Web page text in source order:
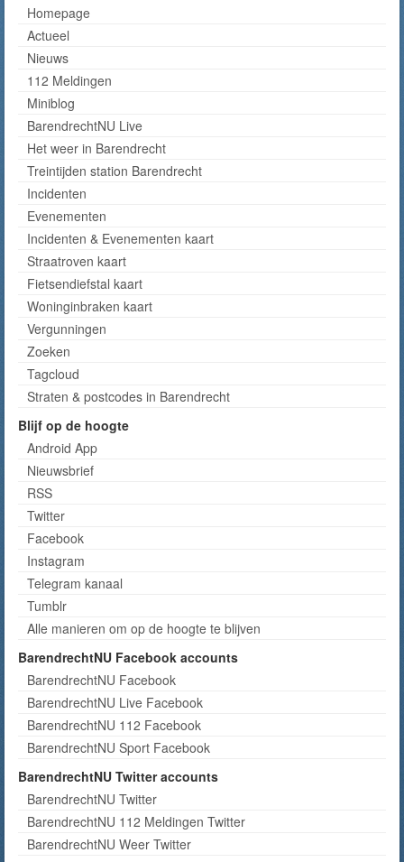
Homepage
Actueel
Nieuws
112 Meldingen
Miniblog
BarendrechtNU Live
Het weer in Barendrecht
Treintijden station Barendrecht
Incidenten
Evenementen
Incidenten & Evenementen kaart
Straatroven kaart
Fietsendiefstal kaart
Woninginbraken kaart
Vergunningen
Zoeken
Tagcloud
Straten & postcodes in Barendrecht
Blijf op de hoogte
Android App
Nieuwsbrief
RSS
Twitter
Facebook
Instagram
Telegram kanaal
Tumblr
Alle manieren om op de hoogte te blijven
BarendrechtNU Facebook accounts
BarendrechtNU Facebook
BarendrechtNU Live Facebook
BarendrechtNU 112 Facebook
BarendrechtNU Sport Facebook
BarendrechtNU Twitter accounts
BarendrechtNU Twitter
BarendrechtNU 112 Meldingen Twitter
BarendrechtNU Weer Twitter